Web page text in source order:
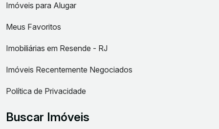
Imóveis para Alugar
Meus Favoritos
Imobiliárias em Resende - RJ
Imóveis Recentemente Negociados
Política de Privacidade
Buscar Imóveis